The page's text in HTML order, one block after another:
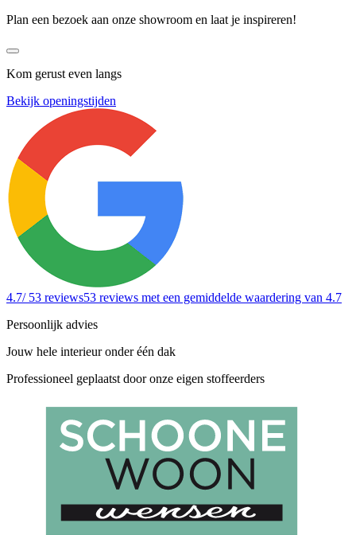
Plan een bezoek aan onze showroom en laat je inspireren!
Kom gerust even langs
Bekijk openingstijden
4.7/ 53 reviews53 reviews met een gemiddelde waardering van 4.7
Persoonlijk advies
Jouw hele interieur onder één dak
Professioneel geplaatst door onze eigen stoffeerders